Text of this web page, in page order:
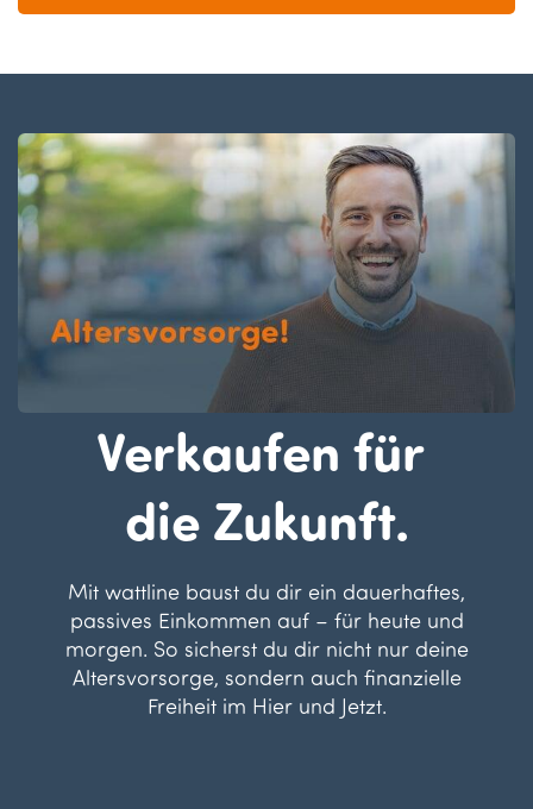
Verkaufen für
die Zukunft.
Mit wattline baust du dir ein dauerhaftes,
passives Einkommen auf – für heute und
morgen. So sicherst du dir nicht nur deine
Altersvorsorge, sondern auch finanzielle
Freiheit im Hier und Jetzt.